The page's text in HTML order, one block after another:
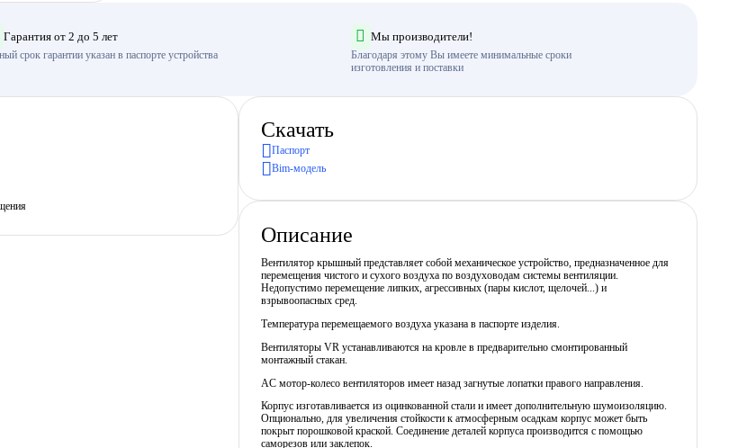
Гарантия от 2 до 5 лет
срок гарантии указан в паспорте устройства
Мы производители!
Благодаря этому Вы имеете минимальные сроки
изготовления и поставки
Скачать
Паспорт
Bim-модель
Описание
Вентилятор крышный представляет собой механическое устройство, предназначенное для
перемещения чистого и сухого воздуха по воздуховодам системы вентиляции.
Недопустимо перемещение липких, агрессивных (пары кислот, щелочей...) и
взрывоопасных сред.
Температура перемещаемого воздуха указана в паспорте изделия.
Вентиляторы VR устанавливаются на кровле в предварительно смонтированный
монтажный стакан.
AC мотор-колесо вентиляторов имеет назад загнутые лопатки правого направления.
Корпус изготавливается из оцинкованной стали и имеет дополнительную шумоизоляцию.
Опционально, для увеличения стойкости к атмосферным осадкам корпус может быть
покрыт порошковой краской. Соединение деталей корпуса производится с помощью
саморезов или заклепок.